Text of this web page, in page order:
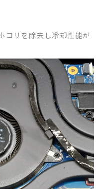
コリを除去し冷却性能が